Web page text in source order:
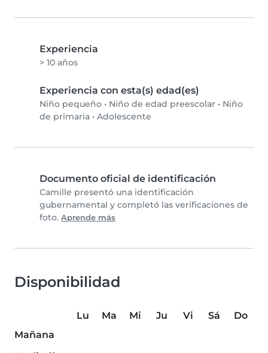
Experiencia
> 10 años
Experiencia con esta(s) edad(es)
Niño pequeño • Niño de edad preescolar • Niño
de primaria • Adolescente
Documento oficial de identificación
Camille presentó una identificación
gubernamental y completó las verificaciones de
foto. Aprende más
Disponibilidad
Lu Ma Mi Ju Vi Sá
Do
Mañana